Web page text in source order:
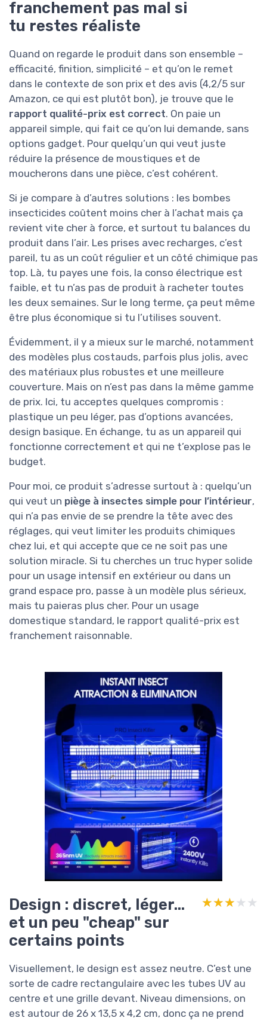
franchement pas mal si
tu restes réaliste
Quand on regarde le produit dans son ensemble –
efficacité, finition, simplicité – et qu’on le remet
dans le contexte de son prix et des avis (4,2/5 sur
Amazon, ce qui est plutôt bon), je trouve que le
rapport qualité-prix est correct. On paie un
appareil simple, qui fait ce qu’on lui demande, sans
options gadget. Pour quelqu’un qui veut juste
réduire la présence de moustiques et de
moucherons dans une pièce, c’est cohérent.
Si je compare à d’autres solutions : les bombes
insecticides coûtent moins cher à l’achat mais ça
revient vite cher à force, et surtout tu balances du
produit dans l’air. Les prises avec recharges, c’est
pareil, tu as un coût régulier et un côté chimique pas
top. Là, tu payes une fois, la conso électrique est
faible, et tu n’as pas de produit à racheter toutes
les deux semaines. Sur le long terme, ça peut même
être plus économique si tu l’utilises souvent.
Évidemment, il y a mieux sur le marché, notamment
des modèles plus costauds, parfois plus jolis, avec
des matériaux plus robustes et une meilleure
couverture. Mais on n’est pas dans la même gamme
de prix. Ici, tu acceptes quelques compromis :
plastique un peu léger, pas d’options avancées,
design basique. En échange, tu as un appareil qui
fonctionne correctement et qui ne t’explose pas le
budget.
Pour moi, ce produit s’adresse surtout à : quelqu’un
qui veut un piège à insectes simple pour l’intérieur,
qui n’a pas envie de se prendre la tête avec des
réglages, qui veut limiter les produits chimiques
chez lui, et qui accepte que ce ne soit pas une
solution miracle. Si tu cherches un truc hyper solide
pour un usage intensif en extérieur ou dans un
grand espace pro, passe à un modèle plus sérieux,
mais tu paieras plus cher. Pour un usage
domestique standard, le rapport qualité-prix est
franchement raisonnable.
Design : discret, léger…
et un peu "cheap" sur
certains points
★★★★★
★★★★★
Visuellement, le design est assez neutre. C’est une
sorte de cadre rectangulaire avec les tubes UV au
centre et une grille devant. Niveau dimensions, on
est autour de 26 x 13,5 x 4,2 cm, donc ça ne prend